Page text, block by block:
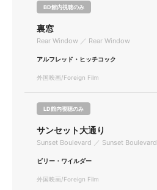
BD館内視聴のみ
裏窓
Rear Window ／ Rear Window
アルフレッド・ヒッチコック
外国映画/Foreign Film
LD館内視聴のみ
サンセット大通り
Sunset Boulevard ／ Sunset Boulevard
ビリー・ワイルダー
外国映画/Foreign Film